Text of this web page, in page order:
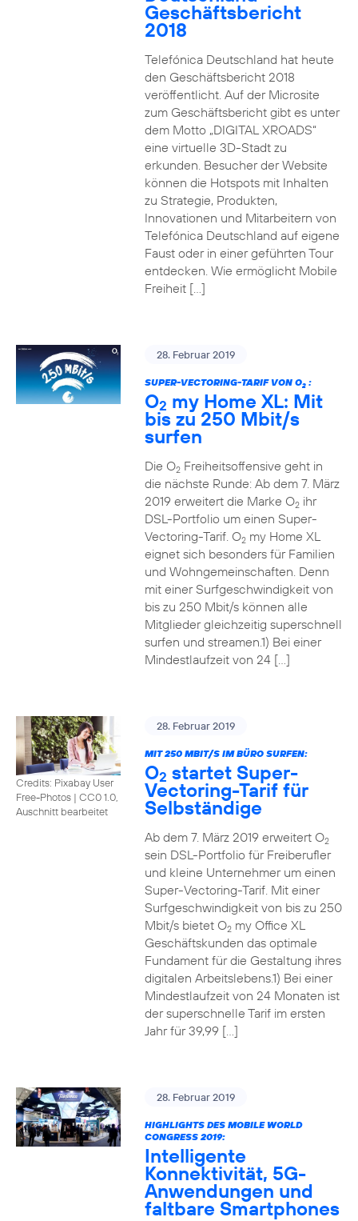
Geschäftsbericht
2018
Telefónica Deutschland hat heute
den Geschäftsbericht 2018
veröffentlicht. Auf der Microsite
zum Geschäftsbericht gibt es unter
dem Motto „DIGITAL XROADS“
eine virtuelle 3D-Stadt zu
erkunden. Besucher der Website
können die Hotspots mit Inhalten
zu Strategie, Produkten,
Innovationen und Mitarbeitern von
Telefónica Deutschland auf eigene
Faust oder in einer geführten Tour
entdecken. Wie ermöglicht Mobile
Freiheit […]
28. Februar 2019
SUPER-VECTORING-TARIF VON O2:
O2 my Home XL: Mit
bis zu 250 Mbit/s
surfen
Die O2Freiheitsoffensive geht in
die nächste Runde: Ab dem 7. März
2019 erweitert die Marke O2ihr
DSL-Portfolio um einen Super-
Vectoring-Tarif. O2my Home XL
eignet sich besonders für Familien
und Wohngemeinschaften. Denn
mit einer Surfgeschwindigkeit von
bis zu 250 Mbit/s können alle
Mitglieder gleichzeitig superschnell
surfen und streamen.1) Bei einer
Mindestlaufzeit von 24 […]
Credits: Pixabay User
Free-Photos | CC0 1.0,
Auschnitt bearbeitet
28. Februar 2019
MIT 250 MBIT/S IM BÜRO SURFEN:
O2 startet Super-
Vectoring-Tarif für
Selbständige
Ab dem 7. März 2019 erweitert O2
sein DSL-Portfolio für Freiberufler
und kleine Unternehmer um einen
Super-Vectoring-Tarif. Mit einer
Surfgeschwindigkeit von bis zu 250
Mbit/s bietet O2my Office XL
Geschäftskunden das optimale
Fundament für die Gestaltung ihres
digitalen Arbeitslebens.1) Bei einer
Mindestlaufzeit von 24 Monaten ist
der superschnelle Tarif im ersten
Jahr für 39,99 […]
28. Februar 2019
HIGHLIGHTS DES MOBILE WORLD
CONGRESS 2019:
Intelligente
Konnektivität, 5G-
Anwendungen und
faltbare Smartphones